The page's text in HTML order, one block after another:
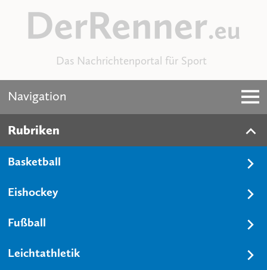
Das Nachrichtenportal für Sport
Navigation
Rubriken
Basketball
Eishockey
Fußball
Leichtathletik